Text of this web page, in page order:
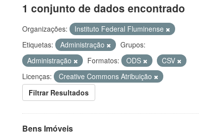
1 conjunto de dados encontrado
Organizações:
Instituto Federal Fluminense
Etiquetas:
Administração
Grupos:
Administração
Formatos: ODS
CSV
Licenças:
Creative Commons Atribuição
Filtrar Resultados
Bens Imóveis